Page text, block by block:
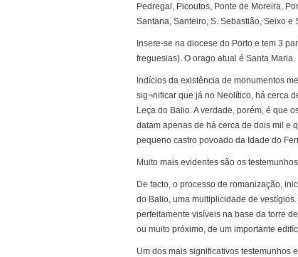
Pedregal, Picoutos, Ponte de Moreira,
Santana, Santeiro, S. Sebastião, Seixo e
Insere-se na diocese do Porto e tem 3
freguesias). O orago atual é Santa Maria.
Indícios da existência de monumentos
sig¬nificar que já no Neolítico, há cerca
Leça do Balio. A verdade, porém, é que
datam apenas de há cerca de dois mil e
pequeno castro povoado da Idade do
Muito mais evidentes são os
De facto, o processo de romanização,
do Balio, uma multiplicidade de
perfeitamente visíveis na base da torre
ou muito próximo, de um importante
Um dos mais significativos testemunhos